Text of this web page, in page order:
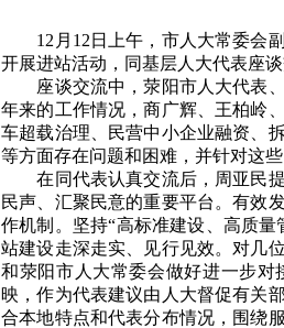
12月12日上午，市人大常委会副
开展进站活动，同基层人大代表座
座谈交流中，荥阳市人大代表、
年来的工作情况，商广辉、王柏岭
车超载治理、民营中小企业融资、
等方面存在问题和困难，并针对这
在同代表认真交流后，周亚民提
民声、汇聚民意的重要平台。有效
作机制。坚持“高标准建设、高质
站建设走深走实、见行见效。对几
和荥阳市人大常委会做好进一步
映，作为代表建议由人大督促有关
合本地特点和代表分布情况，围绕